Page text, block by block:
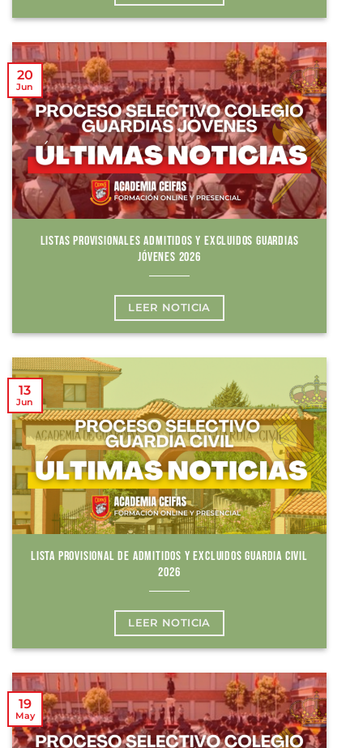
LISTAS PROVISIONALES ADMITIDOS Y EXCLUIDOS GUARDIAS
JÓVENES 2026
LEER NOTICIA
20
Jun
LISTA PROVISIONAL DE ADMITIDOS Y EXCLUIDOS GUARDIA CIVIL
2026
LEER NOTICIA
13
Jun
19
May